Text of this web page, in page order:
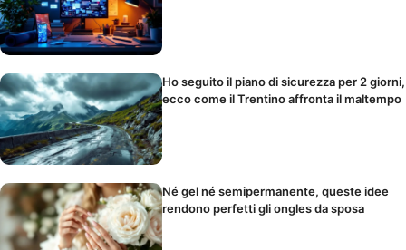
Ho seguito il piano di sicurezza per 2 giorni,
ecco come il Trentino affronta il maltempo
Né gel né semipermanente, queste idee
rendono perfetti gli ongles da sposa